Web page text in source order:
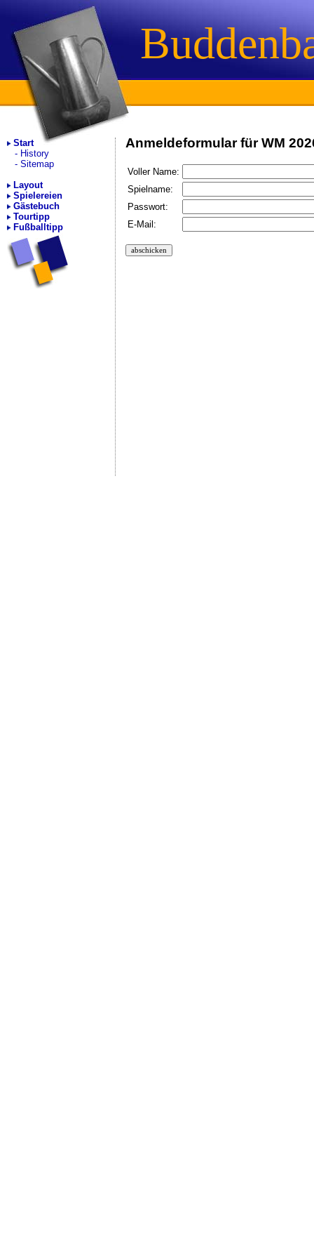
Start
History
Sitemap
Layout
Spielereien
Gästebuch
Tourtipp
Fußballtipp
Anmeldeformular für WM
Voller Name:
Spielname:
Passwort:
E-Mail: